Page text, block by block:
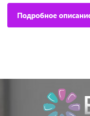
Подробное